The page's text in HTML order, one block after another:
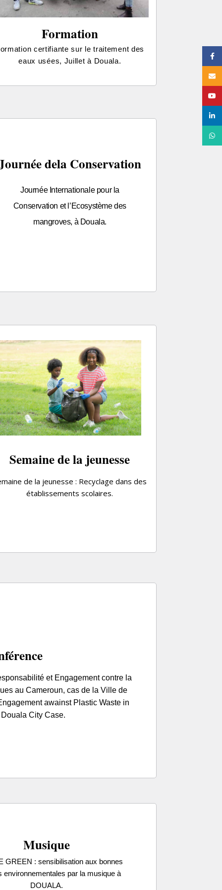
Formation
certifiante sur le traitement des
eaux usées, Juillet à Douala.
dela Conservation
Journée Internationale pour la
Conservation et l’Ecosystème des
mangroves, à Douala.
Semaine de la jeunesse
de la jeunesse : Recyclage dans des
établissements scolaires.
et Engagement contre la
au Cameroun, cas de la Ville de
awainst Plastic Waste in
City Case.
Musique
GREEN : sensibilisation aux bonnes
environnementales par la musique à
DOUALA.
Email